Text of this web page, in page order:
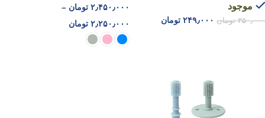
موجود
۳۵۰٫۰۰۰ تومان ۲۴۹٫۰۰۰ تومان
۲٫۴۵۰٫۰۰۰ تومان –
۲٫۲۵۰٫۰۰۰ تومان